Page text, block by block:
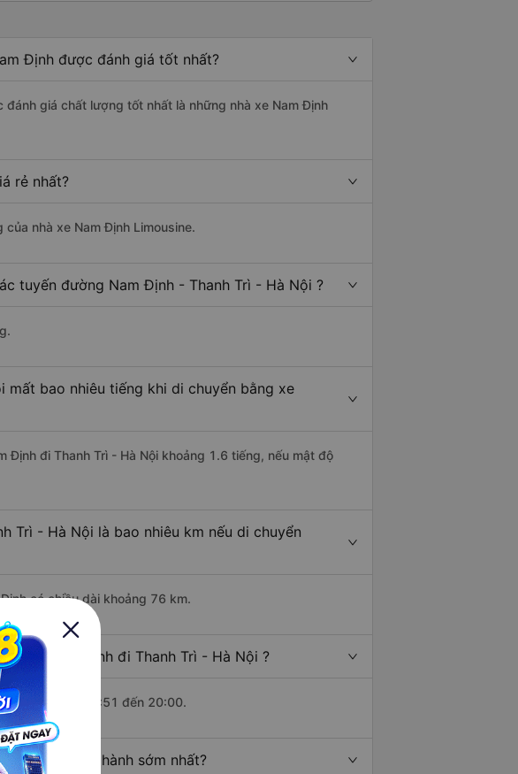
Định được đánh giá tốt nhất?
đánh giá chất lượng tốt nhất là những nhà xe Nam Định
rẻ nhất?
nhà xe Nam Định Limousine.
tuyến đường Nam Định - Thanh Trì - Hà Nội ?
mất bao nhiêu tiếng khi di chuyển bằng xe
Định đi Thanh Trì - Hà Nội khoảng 1.6 tiếng, nếu mật độ
Trì - Hà Nội là bao nhiêu km nếu di chuyển
có chiều dài khoảng 76 km.
Nam Định đi Thanh Trì - Hà Nội ?
xe bắt đầu từ 4:51 đến 20:00.
Nội nào khởi hành sớm nhất?